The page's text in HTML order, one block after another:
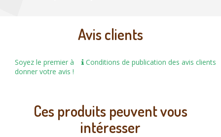
Avis clients
Conditions de publication des avis clients
Soyez le premier à
donner votre avis !
Ces produits peuvent vous
intéresser